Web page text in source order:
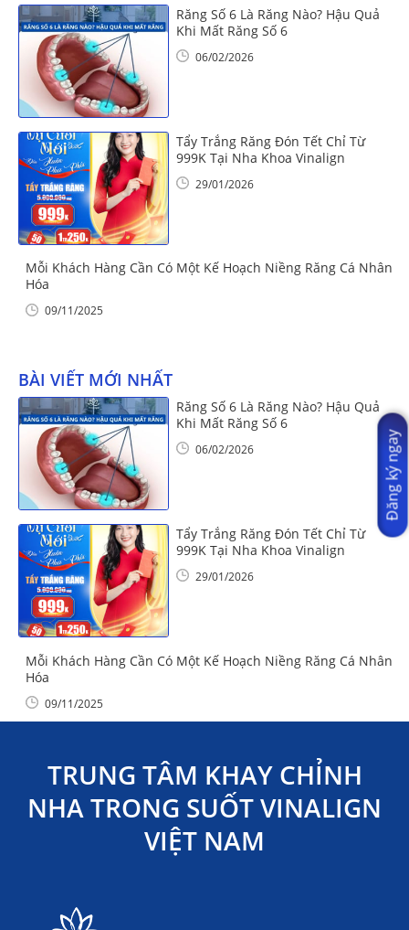
Răng Số 6 Là Răng Nào? Hậu Quả
Khi Mất Răng Số 6
06/02/2026
Tẩy Trắng Răng Đón Tết Chỉ Từ
999K Tại Nha Khoa Vinalign
29/01/2026
Mỗi Khách Hàng Cần Có Một Kế Hoạch Niềng Răng Cá Nhân
Hóa
09/11/2025
BÀI VIẾT MỚI NHẤT
Răng Số 6 Là Răng Nào? Hậu Quả
Khi Mất Răng Số 6
06/02/2026
Tẩy Trắng Răng Đón Tết Chỉ Từ
999K Tại Nha Khoa Vinalign
29/01/2026
Mỗi Khách Hàng Cần Có Một Kế Hoạch Niềng Răng Cá Nhân
Hóa
09/11/2025
TRUNG TÂM KHAY CHỈNH
NHA TRONG SUỐT VINALIGN
VIỆT NAM
Đăng ký ngay